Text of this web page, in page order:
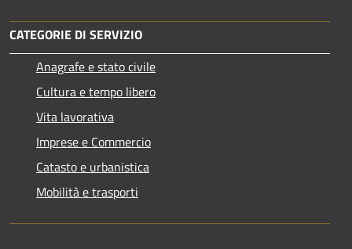
CATEGORIE DI SERVIZIO
Anagrafe e stato civile
Cultura e tempo libero
Vita lavorativa
Imprese e Commercio
Catasto e urbanistica
Mobilità e trasporti